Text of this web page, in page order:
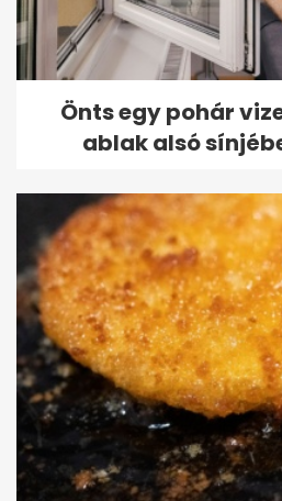
Önts egy pohár
ablak alsó